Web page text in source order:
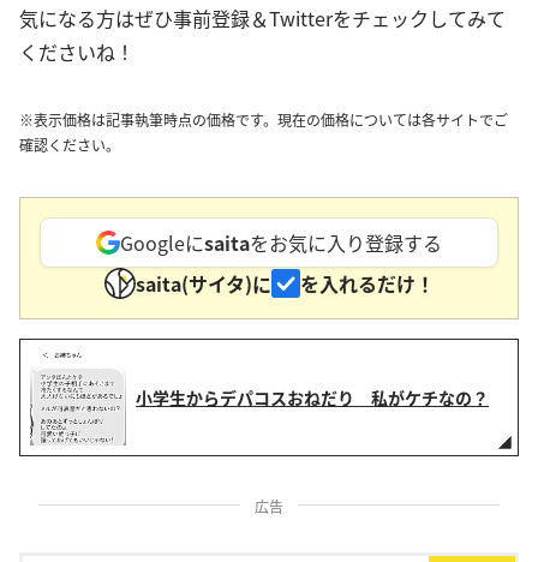
気になる方はぜひ事前登録＆Twitterをチェックしてみて
くださいね！
※表示価格は記事執筆時点の価格です。現在の価格については各サイトでご
確認ください。
Googleにsaitaをお気に入り登録する
saita(サイタ)に
を入れるだけ！
小学生からデパコスおねだり 私がケチなの？
広告